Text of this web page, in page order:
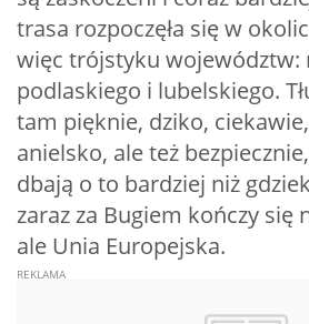
trasa rozpoczęła się w
więc trójstyku województw:
podlaskiego i lubelskiego.
tam pięknie, dziko,
anielsko, ale też
dbają o to bardziej niż
zaraz za Bugiem kończy się
ale Unia Europejska.